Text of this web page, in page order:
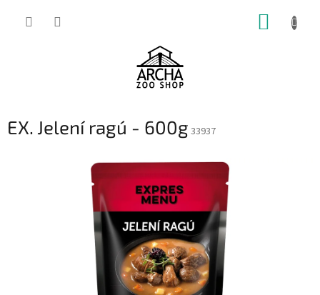
EX. Jelení ragú - 600g 33937